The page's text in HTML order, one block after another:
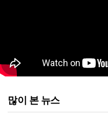
많이 본 뉴스